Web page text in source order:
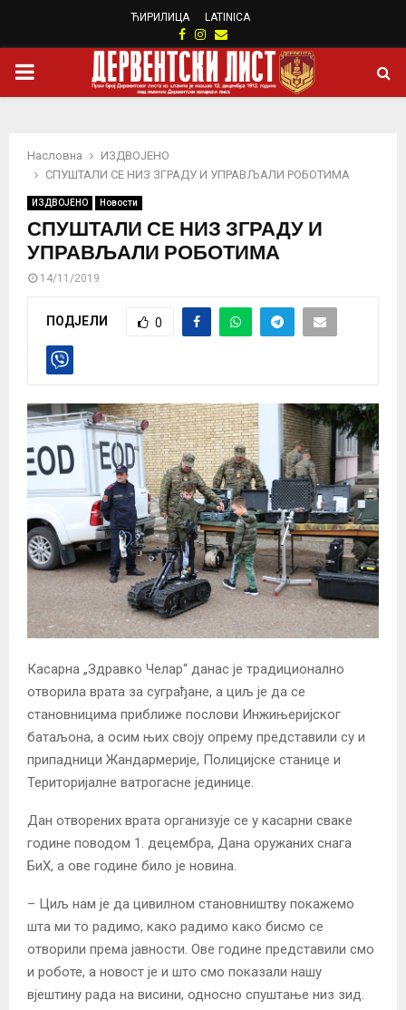
ЋИРИЛИЦА LATINICA
Facebook
Instagram
Email
PRIMARY
Насловна
ИЗДВОЈЕНО
СПУШТАЛИ СЕ НИЗ ЗГРАДУ И УПРАВЉАЛИ РОБОТИМА
ИЗДВОЈЕНО Новости
СПУШТАЛИ СЕ НИЗ ЗГРАДУ И
УПРАВЉАЛИ РОБОТИМА
14/11/2019
ПОДЈЕЛИ 0
Касарна „Здравко Челар“ данас је традиционално
отворила врата за суграђане, а циљ је да се
становницима приближе послови Инжињеријског
батаљона, а осим њих своју опрему представили су и
припадници Жандармерије, Полицијске станице и
Територијалне ватрогасне јединице.
Дан отворених врата организује се у касарни сваке
године поводом 1. децембра, Дана оружаних снага
БиХ, а ове године било је новина.
– Циљ нам је да цивилном становништву покажемо
шта ми то радимо, како радимо како бисмо се
отворили према јавности. Ове године представили смо
и роботе, а новост је и што смо показали нашу
вјештину рада на висини, односно спуштање низ зид.